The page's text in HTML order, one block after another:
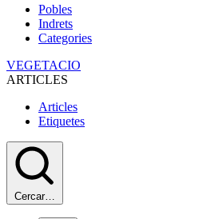
Pobles
Indrets
Categories
VEGETACIO
ARTICLES
Articles
Etiquetes
Cercar…